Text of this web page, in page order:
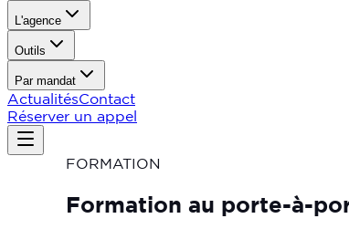
L'agence
Outils
Par mandat
ActualitésContact
Réserver un appel
FORMATION
Formation au porte-à-